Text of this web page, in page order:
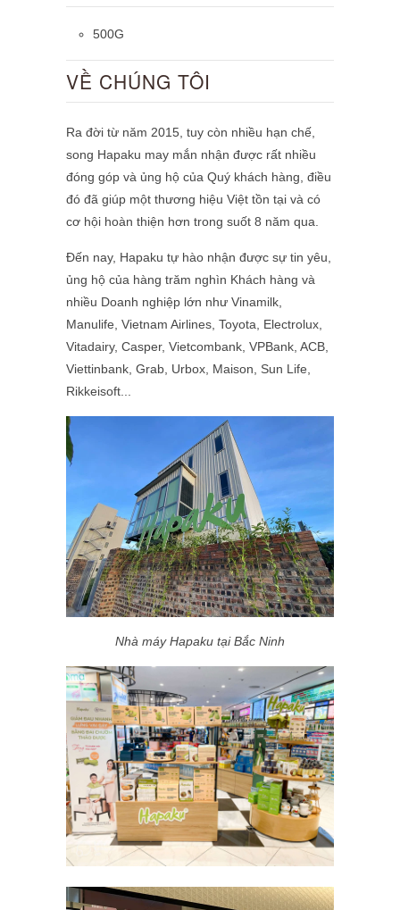
500G
VỀ CHÚNG TÔI
Ra đời từ năm 2015, tuy còn nhiều hạn chế,
song Hapaku may mắn nhận được rất nhiều
đóng góp và ủng hộ của Quý khách hàng, điều
đó đã giúp một thương hiệu Việt tồn tại và có
cơ hội hoàn thiện hơn trong suốt 8 năm qua.
Đến nay, Hapaku tự hào nhận được sự tin yêu,
ủng hộ của hàng trăm nghìn Khách hàng và
nhiều Doanh nghiệp lớn như Vinamilk,
Manulife, Vietnam Airlines, Toyota, Electrolux,
Vitadairy, Casper, Vietcombank, VPBank, ACB,
Viettinbank, Grab, Urbox, Maison,
Sun Life,
Rikkeisoft
Nhà máy Hapaku tại Bắc Ninh